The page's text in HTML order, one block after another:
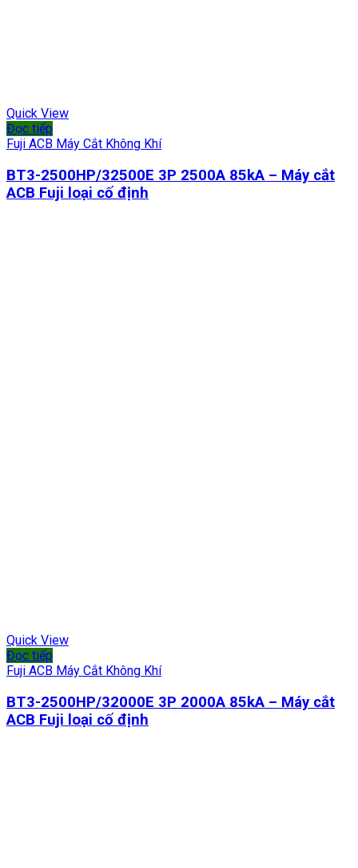
Quick View
Đọc tiếp
Fuji ACB Máy Cắt Không Khí
BT3-2500HP/32500E 3P 2500A 85kA – Máy cắt
ACB Fuji loại cố định
Quick View
Đọc tiếp
Fuji ACB Máy Cắt Không Khí
BT3-2500HP/32000E 3P 2000A 85kA – Máy cắt
ACB Fuji loại cố định